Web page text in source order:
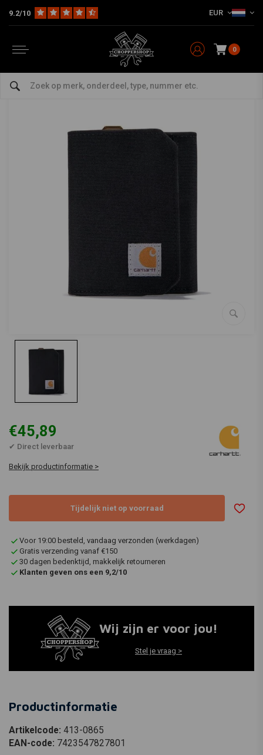
9.2/10 EUR
0
The Biker Bags Nylon Duck Driebladige Portemonnee Zwart
bekijk alles van Carhartt
Nylon Duck Driebladige Portemonnee Zwart
€45,89
✔ Direct leverbaar
Bekijk productinformatie >
Tijdelijk niet op voorraad
Voor 19:00 besteld, vandaag verzonden (werkdagen)
Gratis verzending vanaf €150
30 dagen bedenktijd, makkelijk retourneren
Klanten geven ons een 9,2/10
Wij zijn er voor jou!
Stel je vraag >
Productinformatie
Artikelcode: 413-0865
EAN-code: 7423547827801